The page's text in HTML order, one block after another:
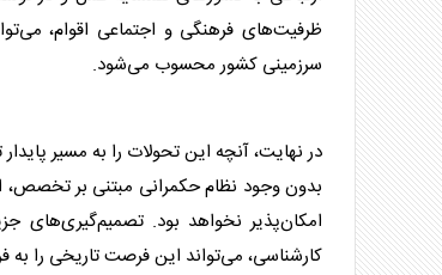
ظرفیت‌های فرهنگی و اجتماعی اقوام،
سرزمینی کشور محسوب می‌شود.
در نهایت، آنچه این تحولات را به مسیر
بدون وجود نظامحکمرانی مبتنی بر تخصص،
امکان‌پذیر نخواهد بود. تصمیم‌گیری‌های
کارشناسی، می‌تواند این فرصت تاریخی را به